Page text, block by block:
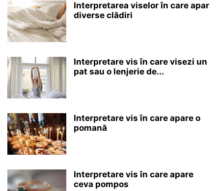
Interpretarea viselor în care apar
diverse clădiri
Interpretare vis în care visezi un
pat sau o lenjerie de...
Interpretare vis în care apare o
pomană
Interpretare vis în care apare
ceva pompos